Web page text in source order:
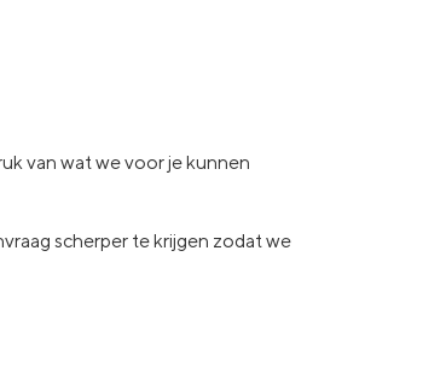
van watwe voor je kunnen
scherper te krijgen zodat we